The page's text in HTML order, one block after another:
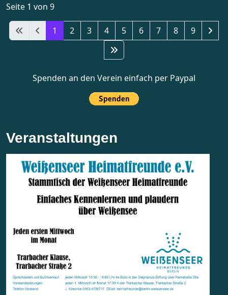
Seite 1 von 9
1 2 3 4 5 6 7 8 9
Spenden an den Verein einfach per Paypal
Veranstaltungen